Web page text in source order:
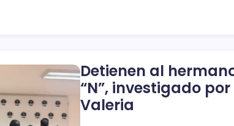
Detienen al
“N”, investigado
Valeria